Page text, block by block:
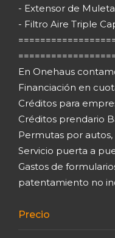
- Extensor de Muleta
- Filtro Aire Triple
En Onehaus
Financiación en
Créditos para
Créditos prendario
Permutas por
Servicio puerta a
Gastos de
patentamiento no
Precio